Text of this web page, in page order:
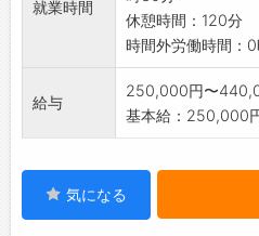
就業時間
休憩時間：120分
時間外労働時間：
給与
250,000円〜
基本給：250,000
気になる